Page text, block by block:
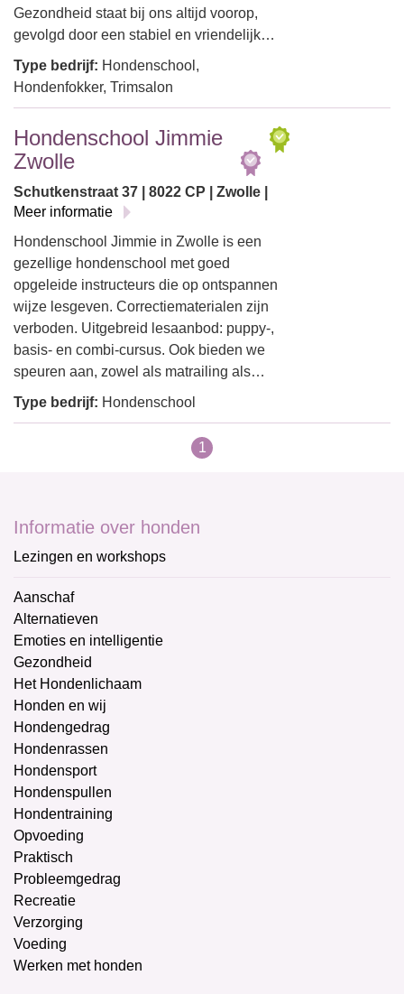
Gezondheid staat bij ons altijd voorop,
gevolgd door een stabiel en vriendelijk…
Type bedrijf: Hondenschool,
Hondenfokker, Trimsalon
Hondenschool Jimmie
Zwolle
Schutkenstraat 37 | 8022 CP | Zwolle |
Meer informatie
Hondenschool Jimmie in Zwolle is een
gezellige hondenschool met goed
opgeleide instructeurs die op ontspannen
wijze lesgeven. Correctiematerialen zijn
verboden. Uitgebreid lesaanbod: puppy-,
basis- en combi-cursus. Ook bieden we
speuren aan, zowel als matrailing als…
Type bedrijf: Hondenschool
1
Informatie over honden
Lezingen en workshops
Aanschaf
Alternatieven
Emoties en intelligentie
Gezondheid
Het Hondenlichaam
Honden en wij
Hondengedrag
Hondenrassen
Hondensport
Hondenspullen
Hondentraining
Opvoeding
Praktisch
Probleemgedrag
Recreatie
Verzorging
Voeding
Werken met honden